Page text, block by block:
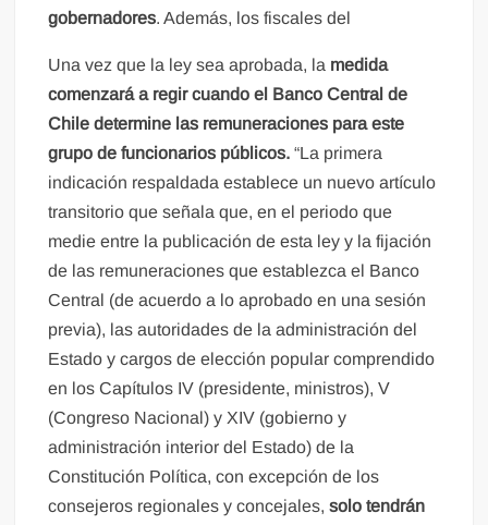
gobernadores. Además, los fiscales del
Una vez que la ley sea aprobada, la medida
comenzará a regir cuando el Banco Central de
Chile determine las remuneraciones para este
grupo de funcionarios públicos. “La primera
indicación respaldada establece un nuevo artículo
transitorio que señala que, en el periodo que
medie entre la publicación de esta ley y la fijación
de las remuneraciones que establezca el Banco
Central (de acuerdo a lo aprobado en una sesión
previa), las autoridades de la administración del
Estado y cargos de elección popular comprendido
en los Capítulos IV (presidente, ministros), V
(Congreso Nacional) y XIV (gobierno y
administración interior del Estado) de la
Constitución Política, con excepción de los
consejeros regionales y concejales,solo tendrán